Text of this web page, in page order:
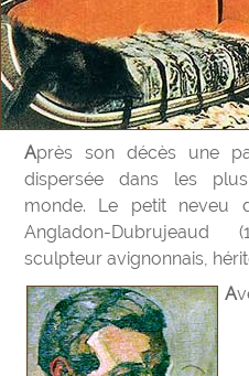
Après son décès une partie de sa collection est
dispersée dans les
monde. Le petit neveu
Angladon-Dubrujeaud
sculpteur avignonnais,
Avec